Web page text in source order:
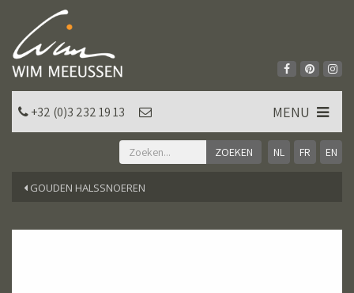
NL FR EN
+32 (0)3 232 19 13 MENU
GOUDEN HALSSNOEREN